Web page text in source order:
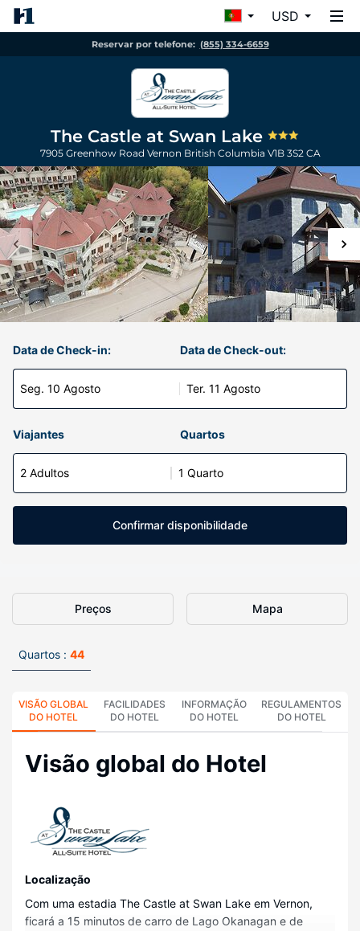
USD
Reservar por telefone: (855) 334-6659
The Castle at Swan Lake
7905 Greenhow Road Vernon British Columbia V1B 3S2 CA
Data de Check-in:
Seg. 10 Agosto
Data de Check-out:
Ter. 11 Agosto
Viajantes Quartos
2 Adultos 1 Quarto
Confirmar disponibilidade
Preços Mapa
Quartos : 44
VISÃO GLOBAL
DO HOTEL
FACILIDADES
DO HOTEL
INFORMAÇÃO
DO HOTEL
REGULAMENTOS
DO HOTEL
Visão global do Hotel
Localização
Com uma estadia The Castle at Swan Lake em Vernon,
ficará a 15 minutos de carro de Lago Okanagan e de